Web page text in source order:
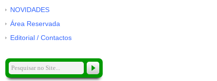
NOVIDADES
Área Reservada
Editorial / Contactos